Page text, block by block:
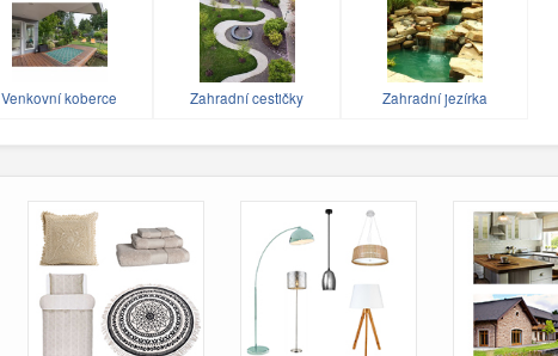
Venkovní koberce Zahradní cestičky Zahradní jezírka